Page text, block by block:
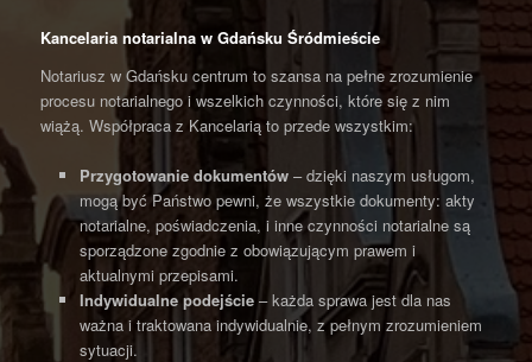
Kancelaria notarialna w Gdańsku Śródmieście
Notariusz w Gdańsku centrum to szansa na pełne zrozumienie
procesu notarialnego i wszelkich czynności, które się z nim
wiążą. Współpraca z Kancelarią to przede wszystkim:
Przygotowanie dokumentów – dzięki naszym usługom,
mogą być Państwo pewni, że wszystkie dokumenty: akty
notarialne, poświadczenia, i inne czynności notarialne są
sporządzone zgodnie z obowiązującym prawem i
aktualnymi przepisami.
Indywidualne podejście – każda sprawa jest dla nas
ważna i traktowana indywidualnie, z pełnym zrozumieniem
sytuacji.